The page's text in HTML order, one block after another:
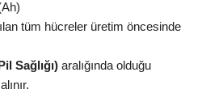
tüm hücreler üretim öncesinde
Sağlığı) aralığında olduğu